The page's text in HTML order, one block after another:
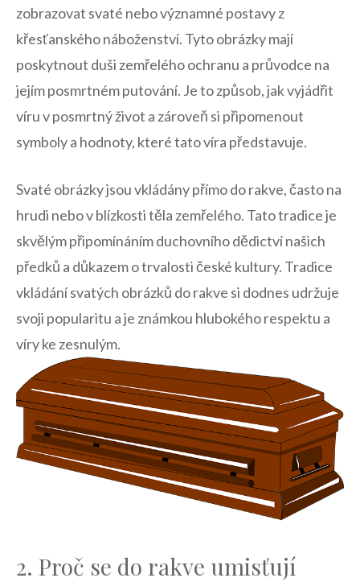
zobrazovat svaté nebo významné postavy‍ z
křesťanského náboženství.⁤ Tyto obrázky mají
poskytnout duši zemřelého ochranu ‌a průvodce na
jejím posmrtném putování. Je⁢ to způsob, jak​ vyjádřit
víru ​v posmrtný život a zároveň si připomenout
symboly a hodnoty, které‍ tato víra představuje.
Svaté obrázky⁣ jsou vkládány přímo ​do rakve,⁢ často na⁤
hrudi nebo v blízkosti‍ těla⁣ zemřelého. Tato tradice je
skvělým připomínáním‍ duchovního dědictví našich ​
předků a ‍důkazem o trvalosti české kultury. Tradice
‍vkládání svatých ‍obrázků do rakve si​ dodnes udržuje
svoji popularitu⁤ a ⁣je⁣ známkou ‍hlubokého respektu a
víry ke zesnulým.
2. Proč‍ se do⁤ rakve umisťují